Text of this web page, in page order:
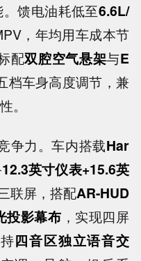
馈电油耗低至6.6L/
，年均用车成本节
配双腔空气悬架与E
档车身高度调节，兼
。
争力。车内搭载Har
12.3英寸仪表+15.6英
联屏，搭配AR-HUD
投影幕布 ，实现四屏
四音区独立语音交